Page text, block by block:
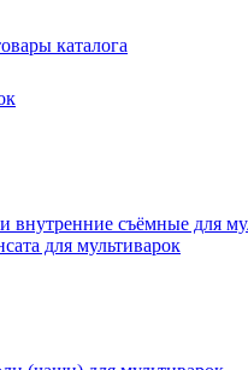
каталога
внутренние съёмные для
для мультиварок